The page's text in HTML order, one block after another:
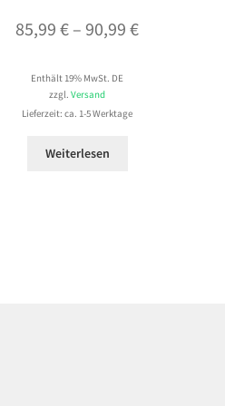
85,99€ – 90,99€Preisspanne:
Enthält 19% MwSt. DE
zzgl.Versand
Lieferzeit: ca. 1-5 Werktage
Weiterlesen